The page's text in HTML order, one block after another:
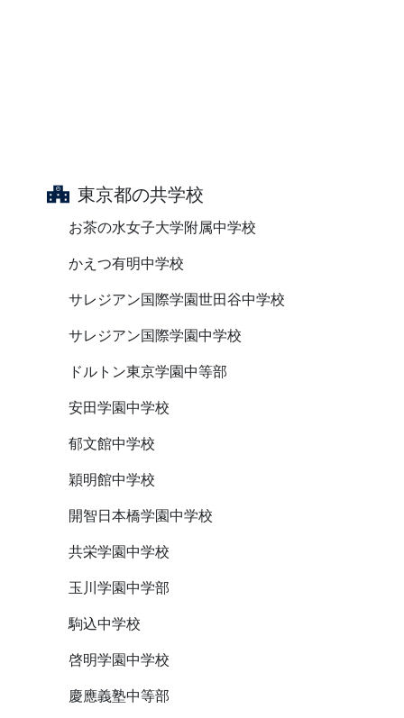
東京都の共学校
お茶の水女子大学附属中学校
かえつ有明中学校
サレジアン国際学園世田谷中学校
サレジアン国際学園中学校
ドルトン東京学園中等部
安田学園中学校
郁文館中学校
穎明館中学校
開智日本橋学園中学校
共栄学園中学校
玉川学園中学部
駒込中学校
啓明学園中学校
慶應義塾中等部